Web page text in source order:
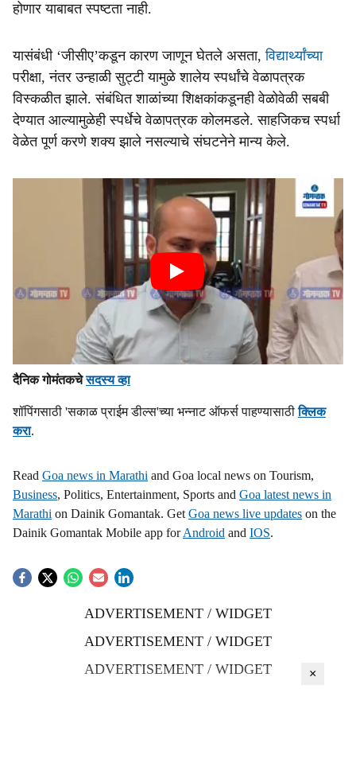
होणार याबाबत स्पष्टता नाही.
यासंबंधी ‘जीसीए’कडून कारण जाणून घेतले असता,विद्यार्थ्यांच्या
परीक्षा, नंतर उन्हाळी सुट्टी यामुळे शालेय स्पर्धांचे वेळापत्रक
विस्कळीत झाले. संबंधित शाळांच्या शिक्षकांकडूनही वेळोवेळी सबबी
देण्यात आल्यामुळेही स्पर्धेचे वेळापत्रक कोलमडले. साहजिकच स्पर्धा
वेळेत पूर्ण करणे शक्य झाले नसल्याचे संघटनेने मान्य केले.
दैनिक गोमंतकचेसदस्य व्हा
शॉपिंगसाठी 'सकाळ प्राईम डील्स'च्या भन्नाट ऑफर्स पाहण्यासाठीक्लिक
करा.
Read Goa news in Marathi and Goa local news on Tourism,
Business, Politics, Entertainment, Sports and Goa latest news in
Marathi on Dainik Gomantak. Get Goa news live updates on the
Dainik Gomantak Mobile app forAndroid and IOS.
ADVERTISEMENT / WIDGET
ADVERTISEMENT / WIDGET
ADVERTISEMENT / WIDGET
×